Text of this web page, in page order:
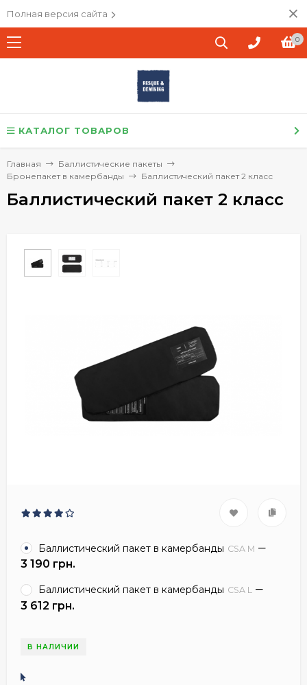
Полная версия сайта
0
КАТАЛОГ ТОВАРОВ
Главная
Баллистические пакеты
Бронепакет в камербанды
Баллистический пакет 2 класс
Баллистический пакет 2 класс
Баллистический пакет в камербанды CSA M
3 190 грн.
Баллистический пакет в камербанды CSA L
3 612 грн.
В НАЛИЧИИ